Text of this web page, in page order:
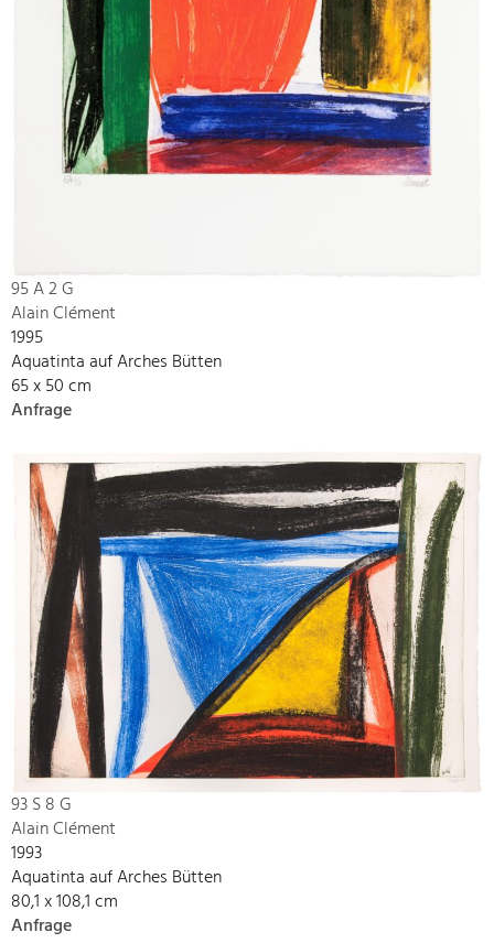
95 A 2 G
Alain Clément
1995
Aquatinta auf Arches Bütten
65 x 50 cm
Anfrage
93 S 8 G
Alain Clément
1993
Aquatinta auf Arches Bütten
80,1 x 108,1 cm
Anfrage